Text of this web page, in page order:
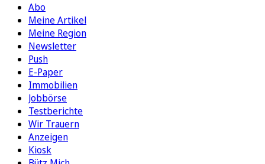
Abo
Meine Artikel
Meine Region
Newsletter
Push
E-Paper
Immobilien
Jobbörse
Testberichte
Wir Trauern
Anzeigen
Kiosk